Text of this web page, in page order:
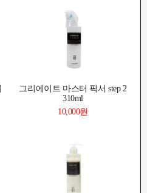
그리에이트 마스터 픽서 step 2
310ml
10,000원